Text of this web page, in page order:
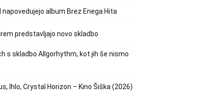
napovedujejo album Brez Enega Hita
predstavljajo novo skladbo
s skladbo Allgorhythm, kot jih še nismo
Ihlo, Crystal Horizon – Kino Šiška (2026)